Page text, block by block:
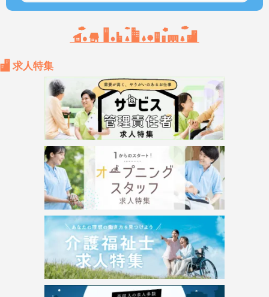
求人特集